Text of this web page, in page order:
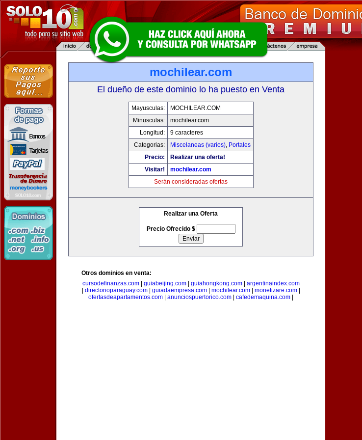
mochilear.com
El dueño de este dominio lo ha puesto en Venta
Mayusculas:
MOCHILEAR.COM
Minusculas:
mochilear.com
Longitud:
9 caracteres
Categorias:
Miscelaneas (varios), Portales
Precio:
Realizar una oferta!
Visitar!
mochilear.com
Serán consideradas ofertas
Realizar una Oferta
Precio Ofrecido $
Otros dominios en venta:
cursodefinanzas.com| guiabeijing.com| guiahongkong.com| argentinaindex.com
directorioparaguay.com| guiadaempresa.com| mochilear.com| monetizare.com|
ofertasdeapartamentos.com
anunciospuertorico.com cafedemaquina.com